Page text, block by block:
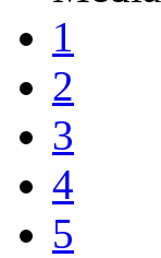
1
2
3
4
5